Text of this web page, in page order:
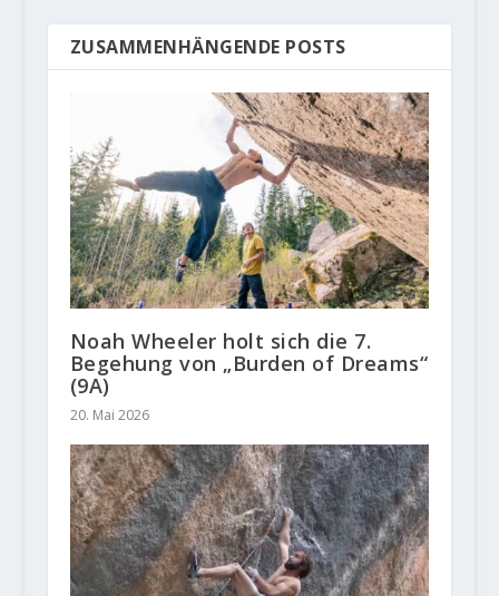
ZUSAMMENHÄNGENDE POSTS
Noah Wheeler holt sich die 7.
Begehung von „Burden of Dreams“
(9A)
20. Mai 2026